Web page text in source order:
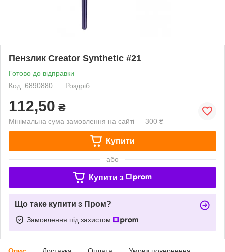
Пензлик Creator Synthetic #21
Готово до відправки
Код: 6890880
Роздріб
112,50 ₴
Мінімальна сума замовлення на сайті — 300 ₴
Купити
або
Купити з
Що таке купити з Пром?
Замовлення під захистом